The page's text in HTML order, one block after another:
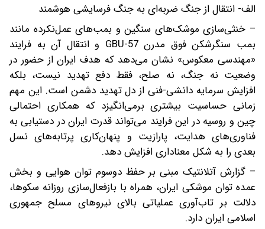
الف- انتقال از جنگ ضربه‌ای به جنگ فرسایشی هوشمند
– خنثی‌سازی موشک‌های سنگین و بمب‌های عمل‌نکرده مانند
بمب سنگرشکن فوق مدرن GBU-57 و انتقال آن به فرایند
«مهندسی معکوس» نشان می‌دهد که هدف ایران از حضور در
وضعیت نه جنگ، نه صلح، فقط دفع تهدید نیست، بلکه
افزایش سرمایه دانشی-فنی از دل تهدید دشمن است. این مهم
زمانی حساسیت بیشتری برمی‌انگیزد که همکاری احتمالی
چین و روسیه در این فرایند می‌تواند قدرت ایران در دستیابی به
فناوری‌های هدایت، پارازیت و پنهان‌کاری پرتابه‌های نسل
بعدی را به شکل معناداری افزایش دهد.
– گزارش آتلانتیک مبنی بر حفظ دوسوم توان هوایی و بخش
عمده توان موشکی ایران، همراه با بازفعال‌سازی روزانه سکوها،
دلالت بر تاب‌آوری عملیاتی بالای نیروهای مسلح جمهوری
اسلامی ایران دارد.